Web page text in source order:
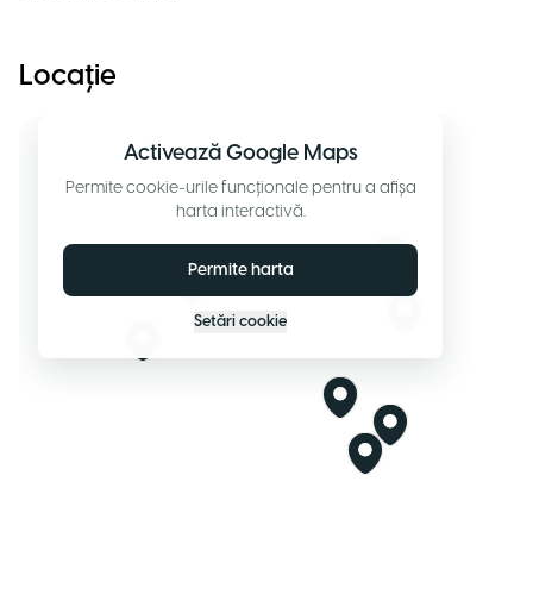
Locație
Activează Google Maps
Permite cookie-urile funcționale pentru a afișa
harta interactivă.
Permite harta
Setări cookie